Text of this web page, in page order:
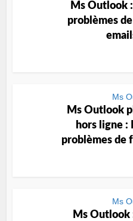
Ms Outlook
problèmes
Ms
Ms Outlook
hors ligne :
problèmes de
Ms
Ms Outlook